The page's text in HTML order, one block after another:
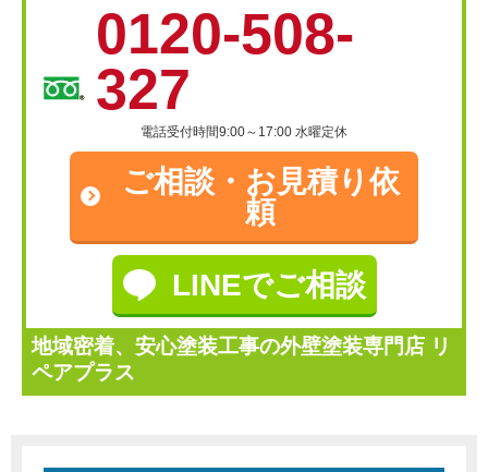
0120-508-
327
電話受付時間9:00～17:00 水曜定休
ご相談・ お見積り依
頼
LINEでご相談
地域密着、安心塗装工事の外壁塗装専門店 リ
ペアプラス